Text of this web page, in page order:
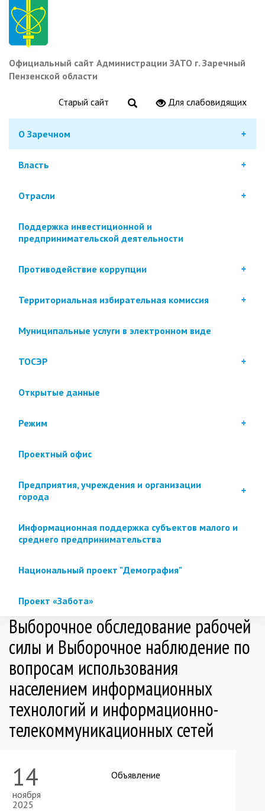
Перейти
основному
содержанию
Официальный сайт Администрации ЗАТО г. Заречный
Пензенской области
Старый сайт Для слабовидящих
О Заречном
Власть
Отрасли
Поддержка инвестиционной и
предпринимательской деятельности
Противодействие коррупции
Территориальная избирательная комиссия
Муниципальные услуги в электронном виде
ТОСЭР
Открытые данные
Режим
Проектный офис
Предприятия, учреждения и организации
города
Информационная поддержка субъектов малого и
среднего предпринимательства
Национальный проект "Демография"
Проект «Забота»
Выборочное обследование рабочей
силы и Выборочное наблюдение по
вопросам использования
населением информационных
технологий и информационно-
телекоммуникационных сетей
14
ноября
2025
Объявление